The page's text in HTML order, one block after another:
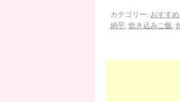
カテゴリー: おすす
納芋, 炊き込みご飯,